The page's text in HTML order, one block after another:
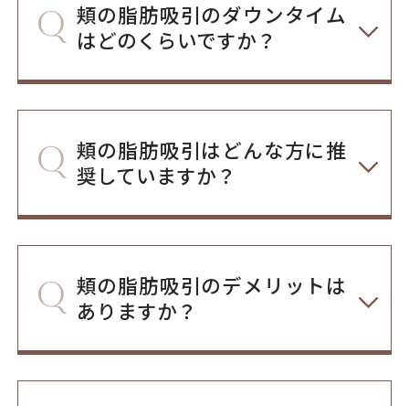
頬の脂肪吸引のダウンタイム
はどのくらいですか？
頬の脂肪吸引はどんな方に推
奨していますか？
頬の脂肪吸引のデメリットは
ありますか？